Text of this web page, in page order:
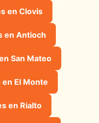
en Clovis
en Antioch
San Mateo
El Monte
en Rialto